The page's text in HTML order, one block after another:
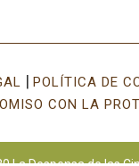
| POLÍTICA DE
CON LA